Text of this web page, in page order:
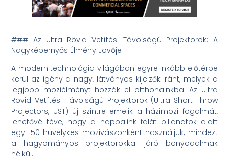
### Az Ultra Rövid Vetítési Távolságú Projektorok: A
Nagyképernyős Élmény Jövője
A modern technológia világában egyre inkább előtérbe
kerül az igény a nagy, látványos kijelzők iránt, melyek a
legjobb moziélményt hozzák el otthonainkba. Az Ultra
Rövid Vetítési Távolságú Projektorok (Ultra Short Throw
Projectors, UST) új szintre emelik a házimozi fogalmát,
lehetővé téve, hogy a nappalink falát pillanatok alatt
egy 150 hüvelykes mozivászonként használjuk, mindezt
a hagyományos projektorokkal járó bonyodalmak
nélkül.